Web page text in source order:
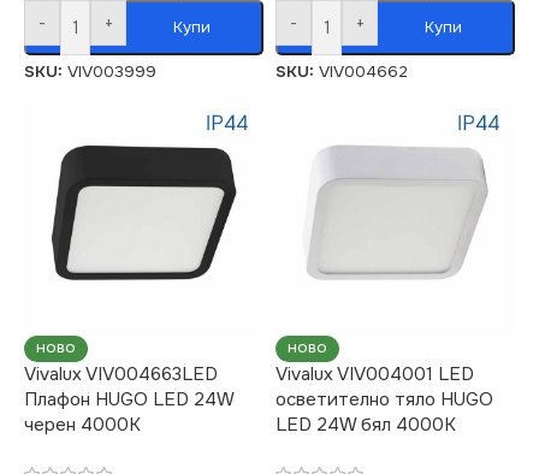
- + Купи
SKU: VIV003999
- + Купи
SKU: VIV004662
НОВО
Vivalux VIV004663LED
Плафон HUGO LED 24W
черен 4000K
НОВО
Vivalux VIV004001 LED
осветително тяло HUGO
LED 24W бял 4000K